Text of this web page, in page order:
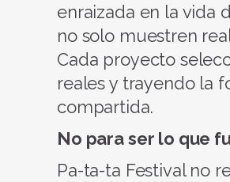
enraizada en la vida
no solo muestren
Cada proyecto
reales y trayendo la
compartida.
No para ser lo que
Pa-ta-ta Festival no